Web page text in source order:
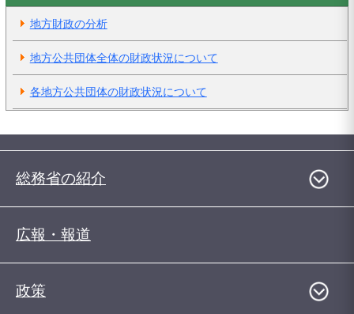
地方財政の分析
地方公共団体全体の財政状況について
各地方公共団体の財政状況について
総務省の紹介
広報・報道
政策